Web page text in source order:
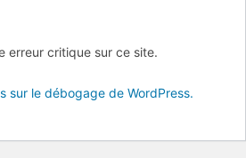
erreur critique sur ce site.
sur le débogage de WordPress.